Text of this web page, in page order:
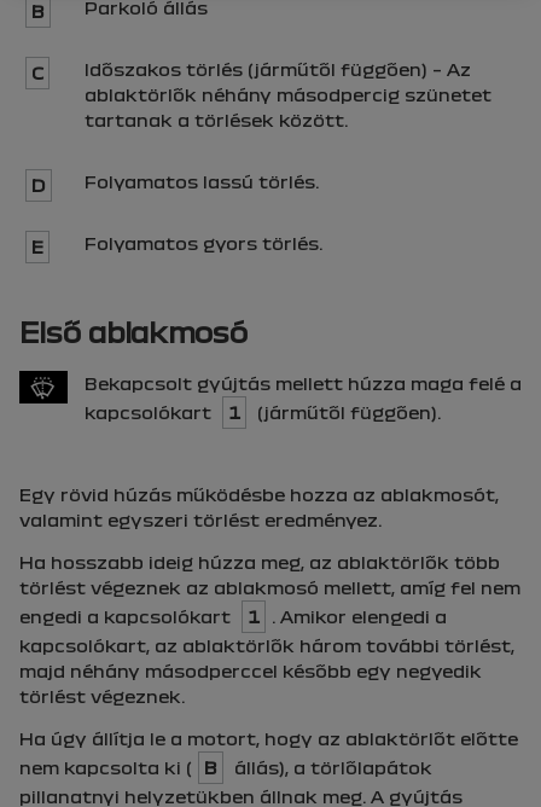
B Parkoló állás
C
Időszakos törlés (járműtől függően) – Az
ablaktörlők néhány másodpercig szünetet
tartanak a törlések között.
D Folyamatos lassú törlés.
E Folyamatos gyors törlés.
Első ablakmosó
Bekapcsolt gyújtás mellett húzza maga felé a
kapcsolókart
1 (járműtől függően).
Egy rövid húzás működésbe hozza az ablakmosót,
valamint egyszeri törlést eredményez.
Ha hosszabb ideig húzza meg, az ablaktörlők több
törlést végeznek az ablakmosó mellett, amíg fel nem
engedi a kapcsolókart
1
. Amikor elengedi a
kapcsolókart, az ablaktörlők három további törlést,
majd néhány másodperccel később egy negyedik
törlést végeznek.
Ha úgy állítja le a motort, hogy az ablaktörlőt előtte
nem kapcsolta ki (
B
állás), a törlőlapátok
pillanatnyi helyzetükben állnak meg. A gyújtás